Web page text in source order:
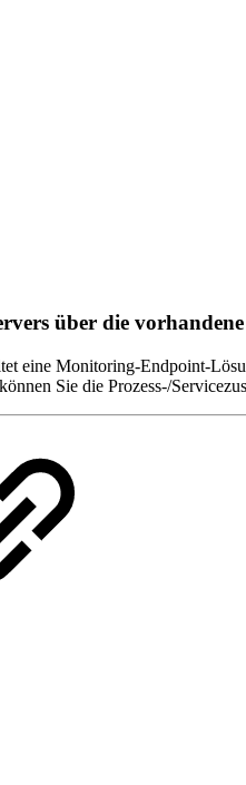
über die
eine Monitoring-Endpoint-
Sie die Prozess-/